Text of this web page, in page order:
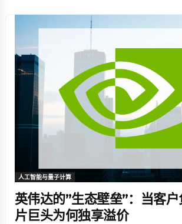
人工智能与量子计算
英伟达的”生态壁垒”：当客
片巨头为何独享溢价